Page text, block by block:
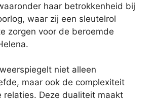
haar betrokkenheid bij
waar zij een sleutelrol
zorgen voor de beroemde
niet alleen
maar ook de complexiteit
relaties. Deze dualiteit maakt